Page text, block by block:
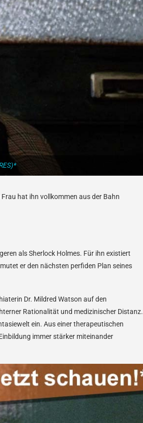
hat ihn vollkommen aus der Bahn
als Sherlock Holmes. Für ihn existiert
er den nächsten perfiden Plan seines
Dr. Mildred Watson auf den
Rationalität und medizinischer Distanz.
ein. Aus einer therapeutischen
immer stärker miteinander